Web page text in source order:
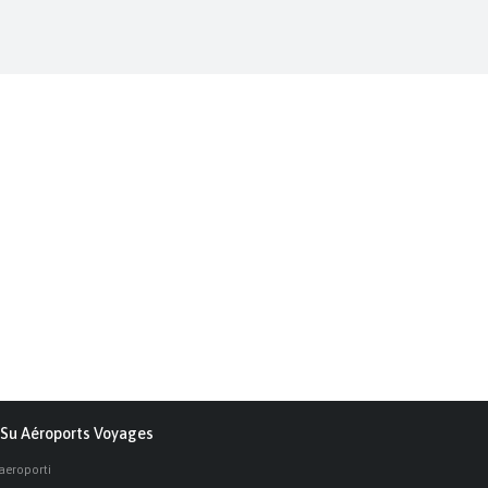
Aéroports Voyages